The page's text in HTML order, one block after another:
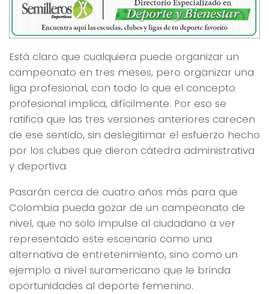
Está claro que cualquiera puede organizar un
campeonato en tres meses, pero organizar una
liga profesional, con todo lo que el concepto
profesional implica, difícilmente. Por eso se
ratifica que las tres versiones anteriores carecen
de ese sentido, sin deslegitimar el esfuerzo hecho
por los clubes que dieron cátedra administrativa
y deportiva.
Pasarán cerca de cuatro años más para que
Colombia pueda gozar de un campeonato de
nivel, que no solo impulse al ciudadano a ver
representado este escenario como una
alternativa de entretenimiento, sino como un
ejemplo a nivel suramericano que le brinda
oportunidades al deporte femenino.